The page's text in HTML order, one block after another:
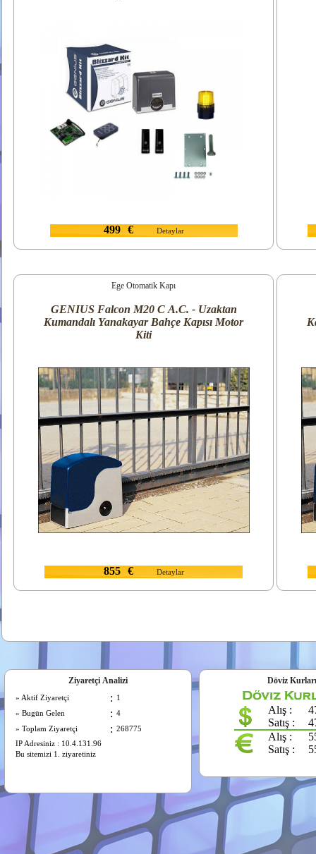
499 € Detaylar
Ege Otomatik Kapı
GENIUS Falcon M20 C A.C. - Uzaktan
Kumandalı Yanakayar Bahçe Kapısı Motor
Kiti
855 € Detaylar
Ziyaretçi Analizi Döviz Kurları